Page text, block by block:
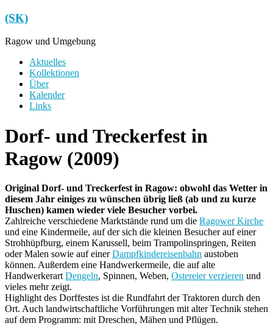
Zum
Inhalt
springen
(SK)
Ragow und Umgebung
Menü
Aktuelles
Kollektionen
Über
Kalender
Links
Dorf- und Treckerfest in
Ragow (2009)
Original Dorf- und Treckerfest in Ragow: obwohl das Wetter in
diesem Jahr einiges zu wünschen übrig ließ (ab und zu kurze
Huschen) kamen wieder viele Besucher vorbei.
Zahlreiche verschiedene Marktstände rund um die Ragower Kirche
und eine Kindermeile, auf der sich die kleinen Besucher auf einer
Strohhüpfburg, einem Karussell, beim Trampolinspringen, Reiten
oder Malen sowie auf einerDampfkindereisenbahn austoben
können. Außerdem eine Handwerkermeile, die auf alte
Handwerkerart Dengeln, Spinnen, Weben, Ostereier verzieren und
vieles mehr zeigt.
Highlight des Dorffestes ist die Rundfahrt der Traktoren durch den
Ort. Auch landwirtschaftliche Vorführungen mit alter Technik stehen
auf dem Programm: mit Dreschen, Mähen und Pflügen.